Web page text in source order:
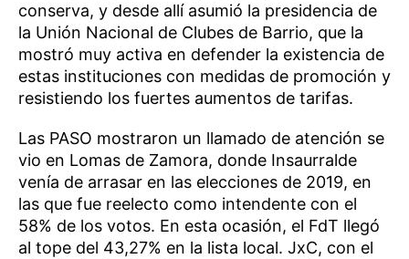
conserva, y desde allí asumió la presidencia de
la Unión Nacional de Clubes de Barrio, que la
mostró muy activa en defender la existencia de
estas instituciones con medidas de promoción y
resistiendo los fuertes aumentos de tarifas.
Las PASO mostraron un llamado de atención se
vio en Lomas de Zamora, donde Insaurralde
venía de arrasar en las elecciones de 2019, en
las que fue reelecto como intendente con el
58% de los votos. En esta ocasión, el FdT llegó
al tope del 43,27% en la lista local. JxC, con el